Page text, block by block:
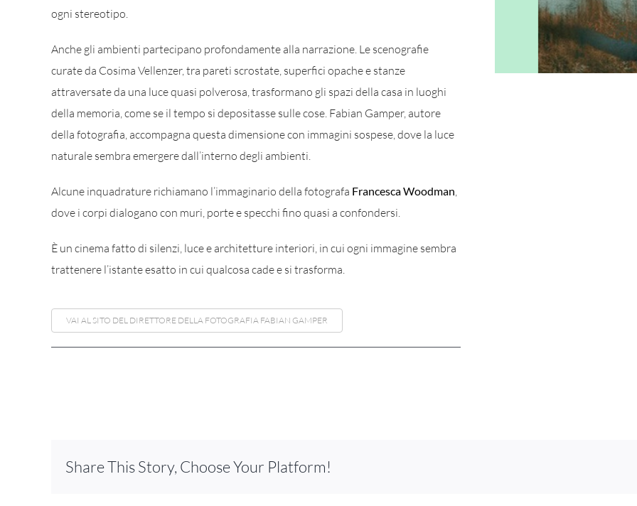
ogni stereotipo.
Anche gli ambienti partecipano profondamente alla narrazione. Le scenografie
curate da Cosima Vellenzer, tra pareti scrostate, superfici opache e stanze
attraversate da una luce quasi polverosa, trasformano gli spazi della casa in luoghi
della memoria, come se il tempo si depositasse sulle cose. Fabian Gamper, autore
della fotografia, accompagna questa dimensione con immagini sospese, dove la luce
naturale sembra emergere dall’interno degli ambienti.
Alcune inquadrature richiamano l’immaginario della fotografa Francesca Woodman,
dove i corpi dialogano con muri, porte e specchi fino quasi a confondersi.
È un cinema fatto di silenzi, luce e architetture interiori, in cui ogni immagine sembra
trattenere l’istante esatto in cui qualcosa cade e si trasforma.
VAI AL SITO DEL DIRETTORE DELLA FOTOGRAFIA FABIAN GAMPER
Share This Story, Choose Your Platform!